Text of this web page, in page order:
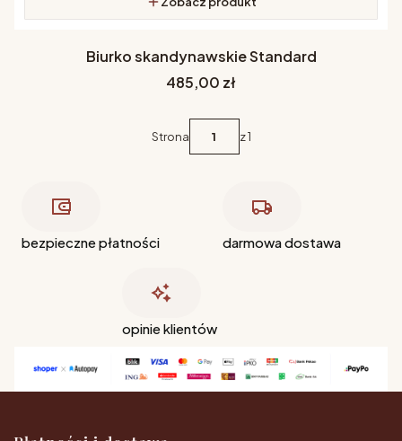
Biurko skandynawskie Standard
Cena
485,00 zł
Strona z 1
bezpieczne płatności darmowa dostawa
opinie klientów